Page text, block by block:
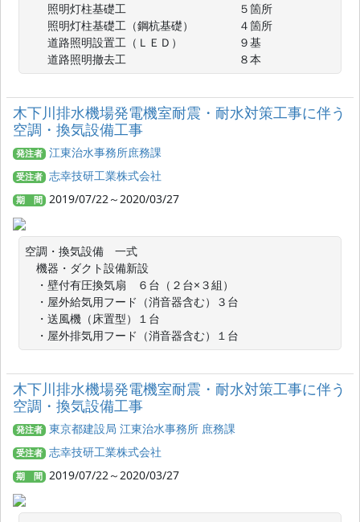
照明灯柱基礎工　　　　　　　　　　５箇所
照明灯柱基礎工（鋼杭基礎）　　　　４箇所
道路照明設置工（ＬＥＤ）　　　　　９基
道路照明撤去工　　　　　　　　　　８本
木下川排水機場発電機室耐震・耐水対策工事に伴う
空調・換気設備工事
発注者 江東治水事務所庶務課
受注者 志幸技研工業株式会社
期 間 2019/07/22～2020/03/27
空調・換気設備　一式
機器・ダクト設備新設
・壁付有圧換気扇　６台（２台×３組）
・屋外給気用フード（消音器含む）３台
・送風機（床置型）１台
・屋外排気用フード（消音器含む）１台
木下川排水機場発電機室耐震・耐水対策工事に伴う
空調・換気設備工事
発注者 東京都建設局 江東治水事務所 庶務課
受注者 志幸技研工業株式会社
期 間 2019/07/22～2020/03/27